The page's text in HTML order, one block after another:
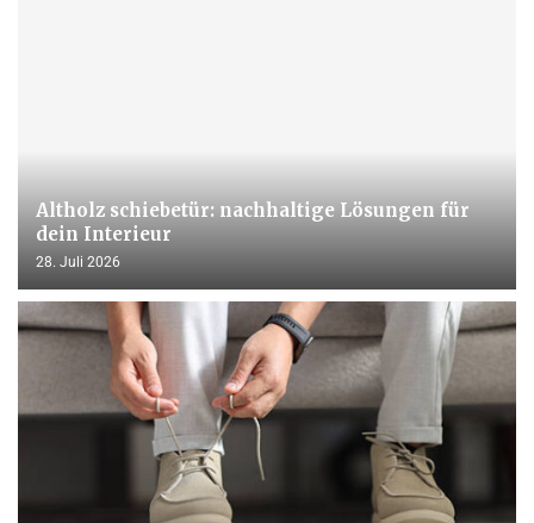
Altholz schiebetür: nachhaltige Lösungen für
dein Interieur
28. Juli 2026